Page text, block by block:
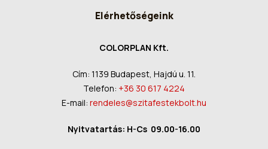
Elérhetőségeink
COLORPLAN Kft.
Cím: 1139 Budapest, Hajdú u. 11.
Telefon: +36 30 617 4224
E-mail: rendeles@szitafestekbolt.hu
Nyitvatartás: H-Cs 09.00-16.00